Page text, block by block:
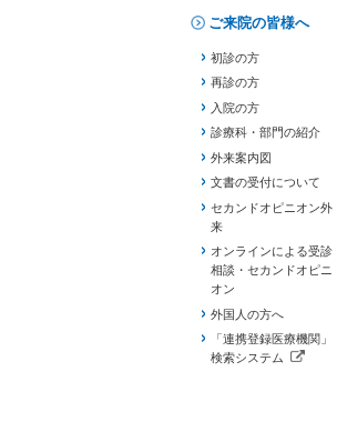
ご来院の皆様へ
初診の方
再診の方
入院の方
診療科・部門の紹介
外来案内図
文書の受付について
セカンドオピニオン外
来
オンラインによる受診
相談・セカンドオピニ
オン
外国人の方へ
「連携登録医療機関」
検索システム